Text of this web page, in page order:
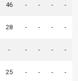
46 - - - -
28 - - - -
- - - - -
25 - - - -